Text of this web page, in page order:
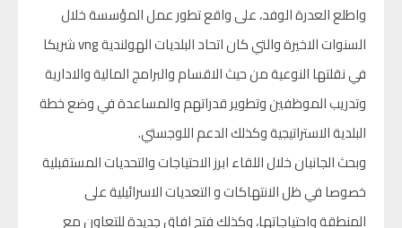
واطلع العدرة الوفد، على واقع تطور عمل المؤسسة خلال
السنوات الاخيرة والتي كان اتحاد البلديات الهولندية vng شريكا
في نقلتها النوعية من حيث الاقسام والبرامج المالية والادارية
وتدريب الموظفين وتطوير قدراتهم والمساعدة في وضع خطة
البلدية الاستراتيجية وكذلك الدعم اللوجستي.
وبحث الجانبان خلال اللقاء ابرز الاحتياجات والتحديات المستقبلية
خصوصا في ظل الانتهاكات و التعديات الاسرائيلية على
المنطقة واحتياجاتها، وكذلك فتح افاق جديدة للتعاون مع